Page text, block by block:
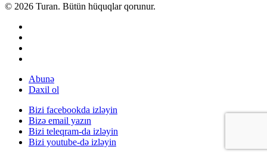
© 2026 Turan. Bütün hüquqlar qorunur.
Abunə
Daxil ol
Bizi facebookda izləyin
Bizə email yazın
Bizi teleqram-da izləyin
Bizi youtube-də izləyin